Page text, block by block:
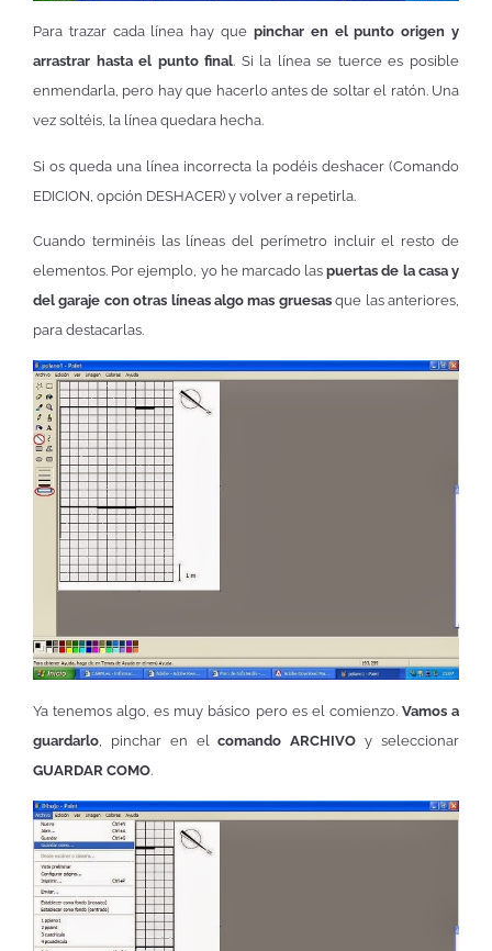
Para trazar cada línea hay que pinchar en el punto origen y
arrastrar hasta el punto final. Si la línea se tuerce es posible
enmendarla, pero hay que hacerlo antes de soltar el ratón. Una
vez soltéis, la línea quedara hecha.
Si os queda una línea incorrecta la podéis deshacer (Comando
EDICION, opción DESHACER) y volver a repetirla.
Cuando terminéis las líneas del perímetro incluir el resto de
elementos. Por ejemplo, yo he marcado las puertas de la casa y
del garaje con otras líneas algo mas gruesasque las anteriores,
para destacarlas.
Ya tenemos algo, es muy básico pero es el comienzo. Vamos a
guardarlo , pinchar en elcomando ARCHIVO y seleccionar
GUARDAR COMO.